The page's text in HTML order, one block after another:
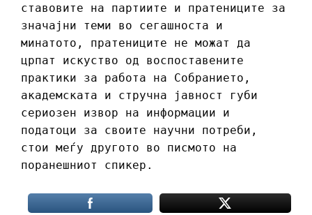
ставовите на партиите и пратениците за
значајни теми во сегашноста и
минатото, пратениците не можат да
црпат искуство од воспоставените
практики за работа на Собранието,
академската и стручна јавност губи
сериозен извор на информации и
податоци за своите научни потреби,
стои меѓу другото во писмото на
поранешниот спикер.